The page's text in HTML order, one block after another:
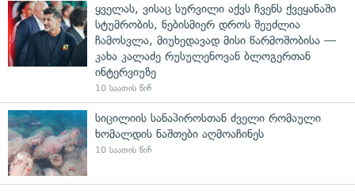
ყველას, ვისაც სურვილი აქვს ჩვენს ქვეყანაში
სტუმრობის, ნებისმიერ დროს შეუძლია
ჩამოსვლა, მიუხედავად მისი წარმოშობისა —
კახა კალაძე რუსულენოვან ბლოგერთან
ინტერვიუზე
10 საათის წინ
სიცილიის სანაპიროსთან ძველი რომაული
ხომალდის ნაშთები აღმოაჩინეს
10 საათის წინ